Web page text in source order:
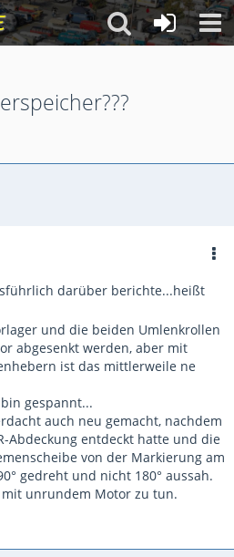
darüber berichte...heißt
und die beiden Umlenkrollen
abgesenkt werden, aber mit
ist das mittlerweile ne
gespannt...
auch neu gemacht, nachdem
Abdeckung entdeckt hatte und die
von der Markierung am
gedreht und nicht 180° aussah.
unrundem Motor zu tun.